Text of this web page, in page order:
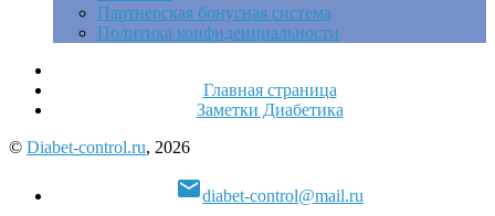
Партнерская бонусная система
Политика конфиденциальности
Главная страница
Заметки Диабетика
© Diabet-control.ru, 2026
diabet-control@mail.ru